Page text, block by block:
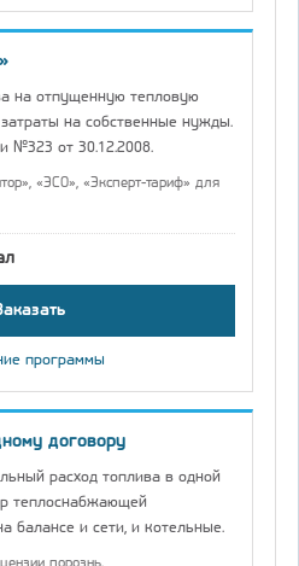
на отпущенную тепловую
на собственные нужды.
№323 от 30.12.2008.
«ЭСО», «Эксперт-тариф» для
программы
договору
расход топлива в одной
теплоснабжающей
балансе и сети, и котельные.